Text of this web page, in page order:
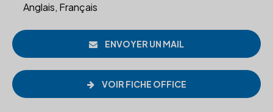
Anglais, Français
ENVOYER UN MAIL
VOIR FICHE OFFICE